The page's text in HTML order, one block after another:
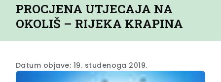
PROCJENA UTJECAJA NA
OKOLIŠ – RIJEKA KRAPINA
Datum objave: 19. studenoga 2019.